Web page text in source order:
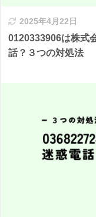
2025年4月22日
0120333906は株式
話？３つの対処法